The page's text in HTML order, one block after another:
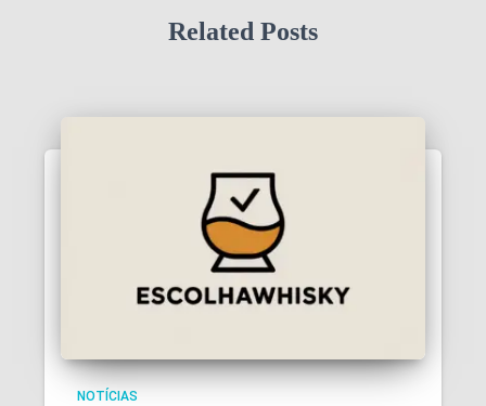
Related Posts
NOTÍCIAS